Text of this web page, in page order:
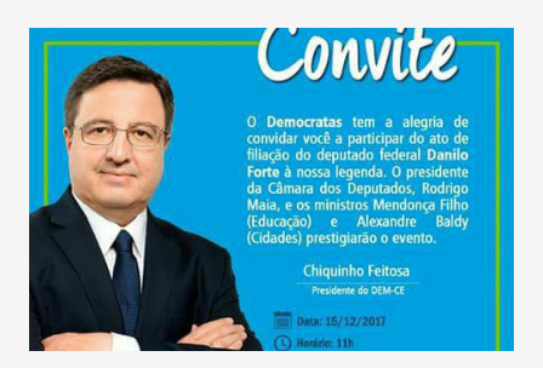
desenvolvimento de ações estaduais relevantes. Como
resultados da política, é esperada a injeção de R$ 8,7
bilhões em mais investimentos públicos no biênio 2017-
2018, somando 524 mil empregos e R$ 2,6 bilhões em massa
salarial no Ceará. Além disso, projeta-se o adicional de
tributos de R$ 1,8 bilhão oriundos de arrecadações de
Cofins, ICMS, Imposto de Importação, PIS/PASEP, IPI,
CSSL, IRPJ e outros pagamentos que incidem sobre a
produção. Camilo Santana explica que o Ceará Veloz vem
para consolidar as grandes conq...